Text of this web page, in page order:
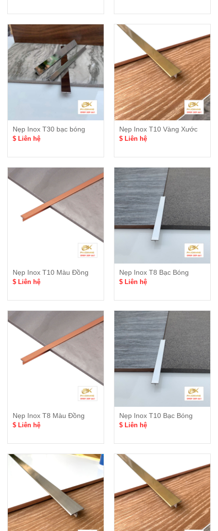
Nẹp Inox T30 bạc bóng
$ Liên hệ
Nẹp Inox T10 Vàng Xước
$ Liên hệ
Nẹp Inox T10 Màu Đồng
$ Liên hệ
Nẹp Inox T8 Bạc Bóng
$ Liên hệ
Nẹp Inox T8 Màu Đồng
$ Liên hệ
Nẹp Inox T10 Bạc Bóng
$ Liên hệ